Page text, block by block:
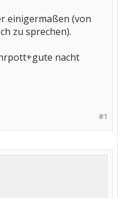
einigermaßen (von
zu sprechen).
nacht
#1